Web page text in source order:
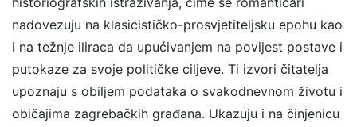
nadovezuju na klasicističko-prosvjetiteljsku epohu kao
i na težnje iliraca da upućivanjem na povijest postave i
putokaze za svoje političke ciljeve. Ti izvori čitatelja
upoznaju s obiljem podataka o svakodnevnom životu i
običajima zagrebačkih građana. Ukazuju i na činjenicu